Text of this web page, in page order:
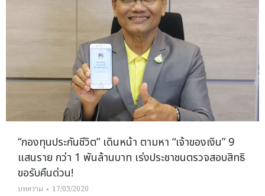
“กองทุนประกันชีวิต” เดินหน้า ตามหา “เจ้าของเงิน” 9
แสนราย กว่า 1 พันล้านบาท เร่งประชาชนตรวจสอบสิทธิ
ขอรับคืนด่วน!
บทความ 17/03/2020